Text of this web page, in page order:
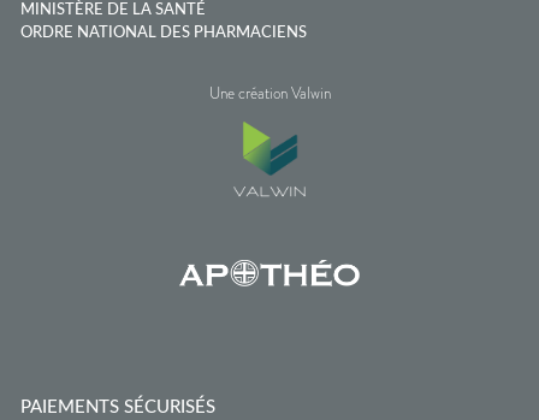
MINISTÈRE DE LA SANTÉ
ORDRE NATIONAL DES PHARMACIENS
Une création Valwin
PAIEMENTS SÉCURISÉS